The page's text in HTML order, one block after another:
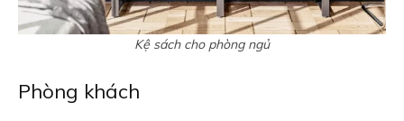
Kệ sách cho phòng ngủ
Phòng khách